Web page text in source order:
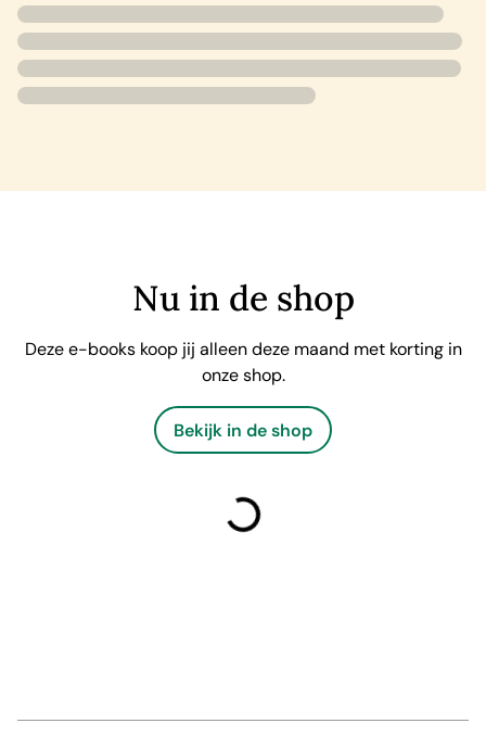
Nu in de shop
Deze e-books koop jij alleen deze maand met korting in
onze shop.
Bekijk in de shop
laden